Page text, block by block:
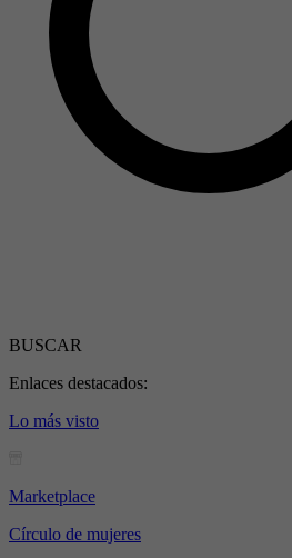
BUSCAR
Enlaces destacados:
Lo más visto
Marketplace
Círculo de mujeres